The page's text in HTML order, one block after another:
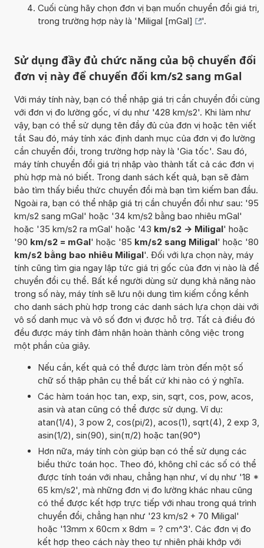
Cuối cùng hãy chọn đơn vị bạn muốn chuyển đổi giá trị,
trong trường hợp này là 'Miligal [mGal] '.
Sử dụng đầy đủ chức năng của bộ chuyển đổi
đơn vị này để chuyển đổi km/s2 sang mGal
Với máy tính này, bạn có thể nhập giá trị cần chuyển đổi cùng
với đơn vị đo lường gốc, ví dụ như '428 km/s2'. Khi làm như
vậy, bạn có thể sử dụng tên đầy đủ của đơn vị hoặc tên viết
tắt Sau đó, máy tính xác định danh mục của đơn vị đo lường
cần chuyển đổi, trong trường hợp này là 'Gia tốc'. Sau đó,
máy tính chuyển đổi giá trị nhập vào thành tất cả các đơn vị
phù hợp mà nó biết. Trong danh sách kết quả, bạn sẽ đảm
bảo tìm thấy biểu thức chuyển đổi mà bạn tìm kiếm ban đầu.
Ngoài ra, bạn có thể nhập giá trị cần chuyển đổi như sau: '95
km/s2 sang mGal' hoặc '34 km/s2 bằng bao nhiêu mGal'
hoặc '35 km/s2 ra mGal' hoặc '43 km/s2 -> Miligal' hoặc
'90 km/s2 = mGal' hoặc '85 km/s2 sang Miligal' hoặc '80
km/s2 bằng bao nhiêu Miligal'. Đối với lựa chọn này, máy
tính cũng tìm gia ngay lập tức giá trị gốc của đơn vị nào là để
chuyển đổi cụ thể. Bất kể người dùng sử dụng khả năng nào
trong số này, máy tính sẽ lưu nội dung tìm kiếm cồng kềnh
cho danh sách phù hợp trong các danh sách lựa chọn dài với
vô số danh mục và vô số đơn vị được hỗ trợ. Tất cả điều đó
đều được máy tính đảm nhận hoàn thành công việc trong
một phần của giây.
Nếu cần, kết quả có thể được làm tròn đến một số
chữ số thập phân cụ thể bất cứ khi nào có ý nghĩa.
Các hàm toán học tan, exp, sin, sqrt, cos, pow, acos,
asin và atan cũng có thể được sử dụng. Ví dụ:
atan(1/4), 3 pow 2, cos(pi/2), acos(1), sqrt(4), 2 exp 3,
asin(1/2), sin(90), sin(π/2) hoặc tan(90°)
Hơn nữa, máy tính còn giúp bạn có thể sử dụng các
biểu thức toán học. Theo đó, không chỉ các số có thể
được tính toán với nhau, chẳng hạn như, ví dụ như '18 *
65 km/s2', mà những đơn vị đo lường khác nhau cũng
có thể được kết hợp trực tiếp với nhau trong quá trình
chuyển đổi, chẳng hạn như '23 km/s2 + 70 Miligal'
hoặc '13mm x 60cm x 8dm = ? cm^3'. Các đơn vị đo
kết hợp theo cách này theo tự nhiên phải khớp với